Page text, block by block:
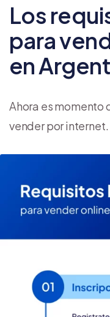
Los
para
en
Ahora es momento
vender por internet.